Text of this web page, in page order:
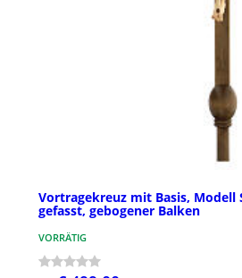
Vortragekreuz mit Basis, Modell
gefasst, gebogener Balken
VORRÄTIG